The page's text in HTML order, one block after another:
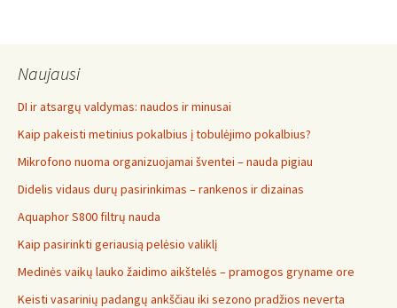
Naujausi
DI ir atsargų valdymas: naudos ir minusai
Kaip pakeisti metinius pokalbius į tobulėjimo pokalbius?
Mikrofono nuoma organizuojamai šventei – nauda pigiau
Didelis vidaus durų pasirinkimas – rankenos ir dizainas
Aquaphor S800 filtrų nauda
Kaip pasirinkti geriausią pelėsio valiklį
Medinės vaikų lauko žaidimo aikštelės – pramogos gryname ore
Keisti vasarinių padangų ankščiau iki sezono pradžios neverta